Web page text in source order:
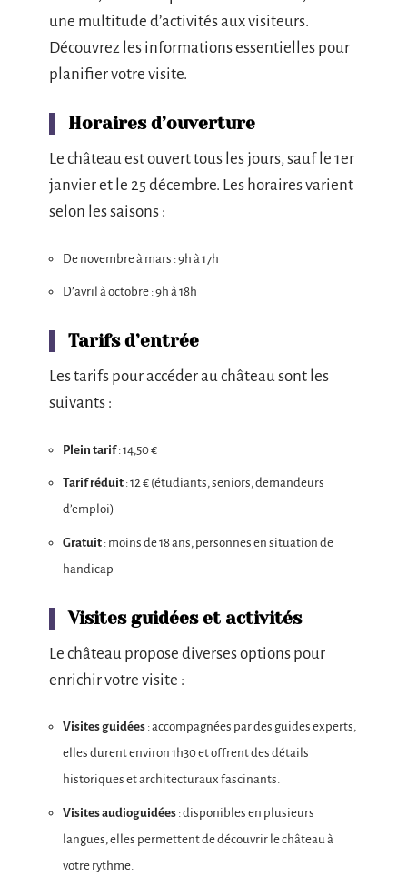
une multitude d’activités aux visiteurs.
Découvrez les informations essentielles pour
planifier votre visite.
Horaires d’ouverture
Le château est ouvert tous les jours, sauf le 1er
janvier et le 25 décembre. Les horaires varient
selon les saisons :
De novembre à mars : 9h à 17h
D’avril à octobre : 9h à 18h
Tarifs d’entrée
Les tarifs pour accéder au château sont les
suivants :
Plein tarif: 14,50 €
Tarif réduit : 12 € (étudiants, seniors, demandeurs
d’emploi)
Gratuit : moins de 18 ans, personnes en situation de
handicap
Visites guidées et activités
Le château propose diverses options pour
enrichir votre visite :
Visites guidées : accompagnées par des guides experts,
elles durent environ 1h30 et offrent des détails
historiques et architecturaux fascinants.
Visites audioguidées : disponibles en plusieurs
langues, elles permettent de découvrir le château à
votre rythme.